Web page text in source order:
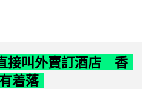
接叫外賣訂酒店 香
着落